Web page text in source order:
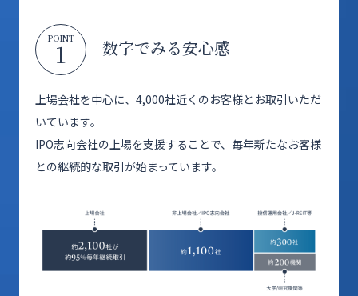
POINT
1 数字でみる安心感
上場会社を中心に、4,000社近くのお客様とお取引いただ
いています。
IPO志向会社の上場を支援することで、毎年新たなお客様
との継続的な取引が始まっています。